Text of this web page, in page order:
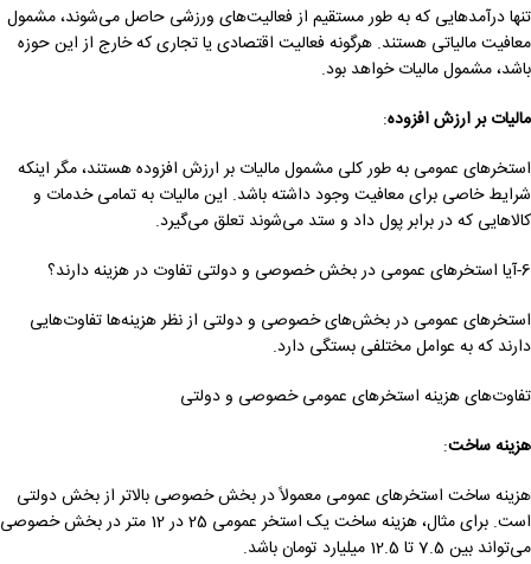
تنها درآمدهایی که به طور مستقیم از فعالیت‌های ورزشی حاصل می‌شوند، مشمول
معافیت مالیاتی هستند. هرگونه فعالیت اقتصادی یا تجاری که خارج از این حوزه
باشد، مشمول مالیات خواهد بود.
مالیات بر ارزش افزوده:
استخرهای عمومی به طور کلی مشمول مالیات بر ارزش افزوده هستند، مگر اینکه
شرایط خاصی برای معافیت وجود داشته باشد. این مالیات به تمامی خدمات و
کالاهایی که در برابر پول داد و ستد می‌شوند تعلق می‌گیرد.
6-آیا استخرهای عمومی در بخش خصوصی و دولتی تفاوت در هزینه دارند؟
استخرهای عمومی در بخش‌های خصوصی و دولتی از نظر هزینه‌ها تفاوت‌هایی
دارند که به عوامل مختلفی بستگی دارد.
تفاوت‌های هزینه استخرهای عمومی خصوصی و دولتی
هزینه ساخت:
هزینه ساخت استخرهای عمومی معمولاً در بخش خصوصی بالاتر از بخش دولتی
است. برای مثال، هزینه ساخت یک استخر عمومی 25 در 12 متر در بخش خصوصی
می‌تواند بین 7.5 تا 12.5 میلیارد تومان باشد.